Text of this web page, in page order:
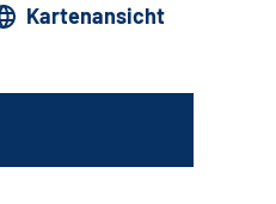
Kartenansicht